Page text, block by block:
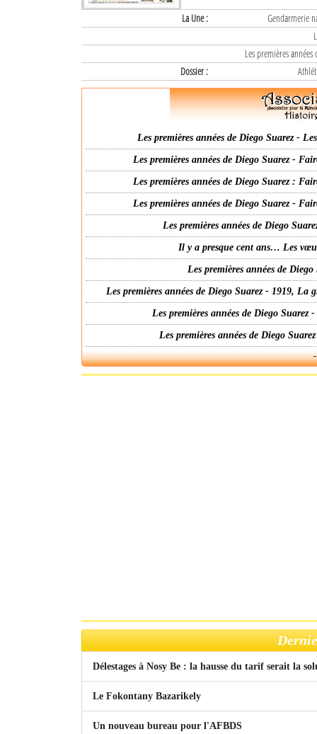
La Une :
Gendarmerie
Les premières
Dossier :
Les premières années de Diego Suarez -
Les premières années de Diego Suarez -
Les premières années de Diego Suarez :
Les premières années de Diego Suarez -
Les premières années de Diego
Il y a presque cent ans… Les
Les premières années de
Les premières années de Diego Suarez - 1919,
Les premières années de Diego
Les premières années de Diego
Délestages à Nosy Be : la hausse du tarif serait la
Le Fokontany Bazarikely
Un nouveau bureau pour l'AFBDS